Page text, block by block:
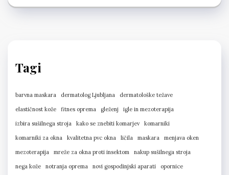
Tagi
barvna maskara dermatolog Ljubljana
dermatološke težave
elastičnost kože
fitnes oprema gleženj
igle in mezoterapija
izbira sušilnega stroja
kako se znebiti komarjev
komarniki
komarniki za okna
kvalitetna pvc okna ličila maskara
menjava oken
mezoterapija
mreže za okna proti insektom
nakup sušilnega stroja
nega kože
notranja oprema novi gospodinjski aparati opornice